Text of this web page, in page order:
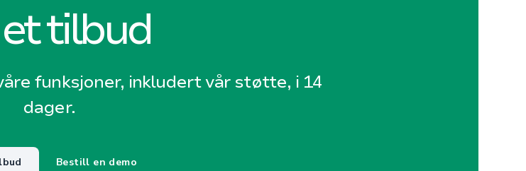
tilbud
funksjoner, inkludert vår støtte, i 14
dager.
Bestill en demo